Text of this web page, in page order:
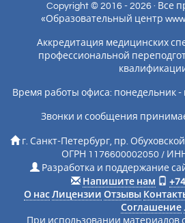
Copyright © 2016 - 2026 · Все
«Образовательный центр
Аккредитация медицинских
профессиональной
Время работы офиса: понедельник -
Звонки и сообщения
г. Санкт-Петербург, пр.
ОГРН 1176600002050 /
Разработка и поддержание
Напишите нам
О нас Лицензии Отзывы
Соглашение .
При использовании материалов